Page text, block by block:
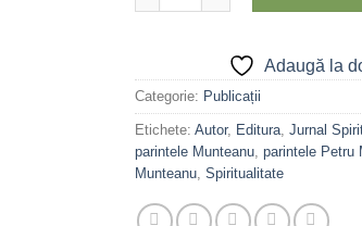
Adaugă la
Categorie: Publicații
Etichete: Autor, Editura Jurnal
parintele Munteanu parintele Petru
Munteanu Spiritualitate